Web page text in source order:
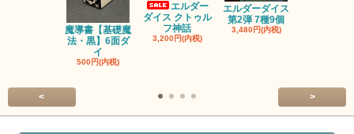
魔導書【基礎魔
法・黒】6面ダ
イ
500円(内税)
エルダー
ダイス クトゥル
フ神話
3,200円(内税)
エルダーダイス
第2弾 7種9個
3,480円(内税)
< >